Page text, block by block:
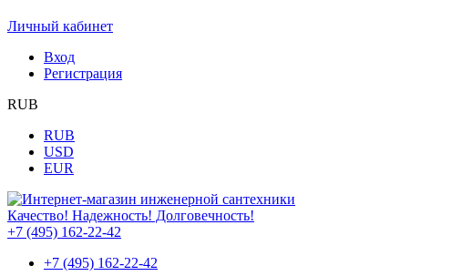
Личный кабинет
Вход
Регистрация
RUB
RUB
USD
EUR
Качество! Надежность! Долговечность!
+7 (495) 162-22-42
+7 (495) 162-22-42